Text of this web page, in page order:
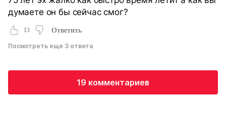
думаете он бы сейчас смог?
13 Ответить
Посмотреть еще 3 ответа
19 комментариев